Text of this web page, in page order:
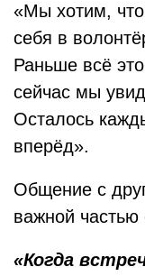
«Мы хотим,
себя в
Раньше всё
сейчас мы
Осталось
вперёд».
Общение с
важной частью
«Когда